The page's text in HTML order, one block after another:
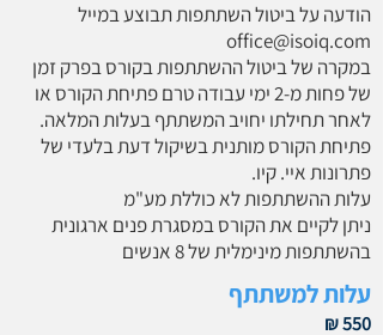
הודעה על ביטול השתתפות תבוצע במייל
office@isoiq.com
במקרה של ביטול ההשתתפות בקורס בפרק זמן
של פחות מ-2 ימי עבודה טרם פתיחת הקורס או
לאחר תחילתו יחויב המשתתף בעלות המלאה.
פתיחת הקורס מותנית בשיקול דעת בלעדי של
פתרונות איי. קיו.
עלות ההשתתפות לא כוללת מע"מ
ניתן לקיים את הקורס במסגרת פנים ארגונית
בהשתתפות מינימלית של 8 אנשים
עלות למשתתף
550 ₪